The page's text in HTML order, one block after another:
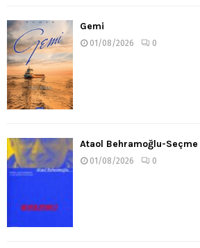
Gemi
01/08/2026 0
Ataol Behramoğlu-
01/08/2026 0